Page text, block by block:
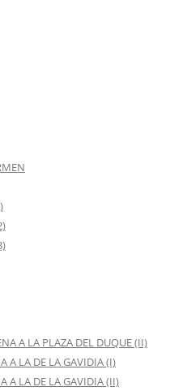
A LA PLAZA DEL DUQUE (II)
A LA DE LA GAVIDIA (I)
A LA DE LA GAVIDIA (II)